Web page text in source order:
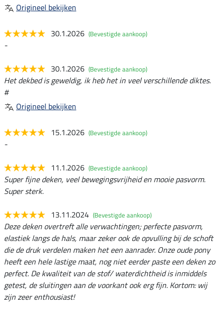
Origineel bekijken
30.1.2026 (Bevestigde aankoop)
-
30.1.2026 (Bevestigde aankoop)
Het dekbed is geweldig, ik heb het in veel verschillende diktes.
#
Origineel bekijken
15.1.2026 (Bevestigde aankoop)
-
11.1.2026 (Bevestigde aankoop)
Super fijne deken, veel bewegingsvrijheid en mooie pasvorm.
Super sterk.
13.11.2024 (Bevestigde aankoop)
Deze deken overtreft alle verwachtingen; perfecte pasvorm,
elastiek langs de hals, maar zeker ook de opvulling bij de schoft
die de druk verdelen maken het een aanrader. Onze oude pony
heeft een hele lastige maat, nog niet eerder paste een deken zo
perfect. De kwaliteit van de stof/ waterdichtheid is inmiddels
getest, de sluitingen aan de voorkant ook erg fijn. Kortom: wij
zijn zeer enthousiast!